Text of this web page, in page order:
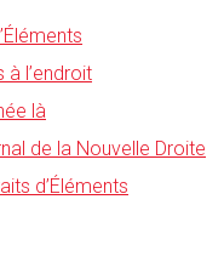
à l’endroit
là
de la Nouvelle Droite
d’Éléments